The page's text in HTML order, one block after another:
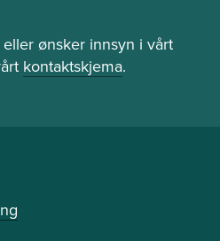
ønsker innsyn i vårt
kontaktskjema.